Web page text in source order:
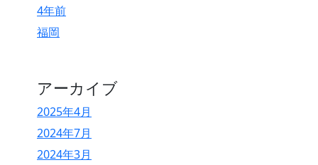
4年前
福岡
アーカイブ
2025年4月
2024年7月
2024年3月